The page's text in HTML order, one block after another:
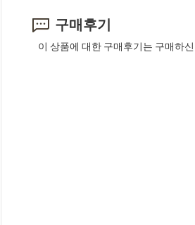
구매후기
이 상품에 대한 구매후기는 구매하